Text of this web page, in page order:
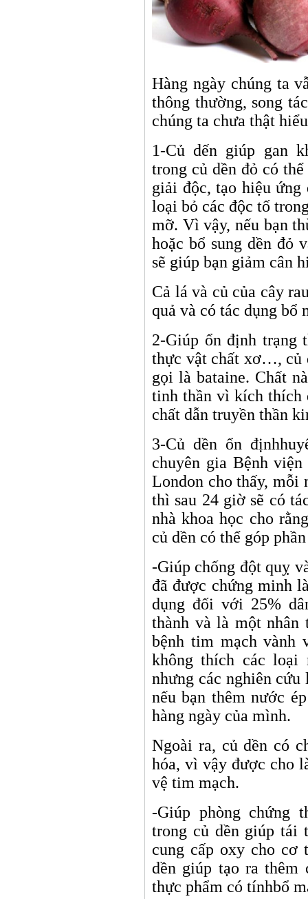
Hàng ngày chúng ta
thông thường, song
chúng ta chưa thật
1-Củ dến giúp gan
trong củ dền đỏ có
giải độc, tạo hiệu ứng
loại bỏ các độc tố
mỡ. Vì vậy, nếu bạn
hoặc bổ sung dền đỏ
sẽ giúp bạn giảm cân
Cả lá và củ của cây
quả và có tác dụng bổ
2-Giúp ổn định trạng
thực vật chất xơ…, củ
gọi là bataine. Chất
tinh thần vì kích thích
chất dẫn truyền thần
3-Củ dền ổn
chuyên gia Bệnh
London cho thấy, mỗi
thì sau 24 giờ sẽ có
nhà khoa học cho
củ dền có thể góp
-Giúp chống đột quỵ
đã được chứng minh
dụng đối với 25%
thành và là một nhân
bệnh tim mạch vành
không thích các loại
nhưng các nghiên
nếu bạn thêm nước
hàng ngày của mình.
Ngoài ra, củ dền có
hóa, vì vậy được cho
vệ tim mạch.
-Giúp phòng chứng
trong củ dền giúp tái
cung cấp oxy cho cơ
dền giúp tạo ra thêm
thực phẩm có tínhbổ